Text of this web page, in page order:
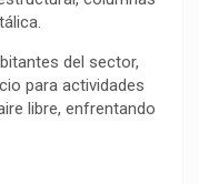
del sector,
para actividades
libre, enfrentando